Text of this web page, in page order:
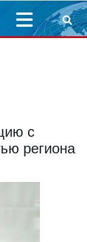
с
региона